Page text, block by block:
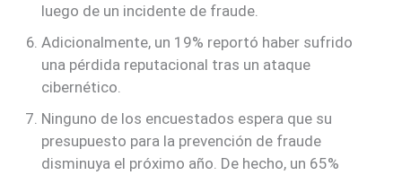
luego de un incidente de fraude.
Adicionalmente, un 19% reportó haber sufrido
una pérdida reputacional tras un ataque
cibernético.
Ninguno de los encuestados espera que su
presupuesto para la prevención de fraude
disminuya el próximo año. De hecho, un 65%